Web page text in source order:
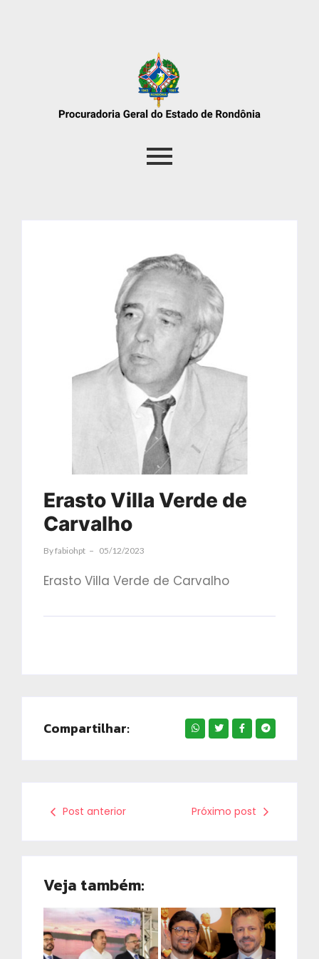
Erasto Villa Verde de
Carvalho
ByFabiohpt 05/12/2023
Erasto Villa Verde de Carvalho
Compartilhar:
Post anterior Próximo post
Veja também: